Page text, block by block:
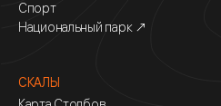
Спорт
Национальный парк ↗
СКАЛЫ